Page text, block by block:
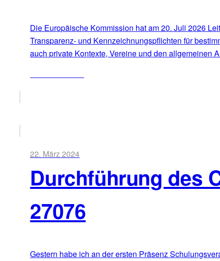
Die Europäische Kommission hat am 20. Juli 2026
Transparenz- und Kennzeichnungspflichten für
auch private Kontexte, Vereine und den
22. März 2024
Durchführung des
27076
Gestern habe ich an der ersten Präsenz